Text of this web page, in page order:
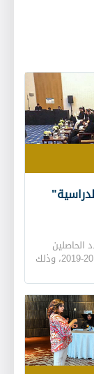
الحاصلين
على منحة دراسية داخل الدولة للعام الدراسي 2018-2019، وذلك
ـ الذي
ـ
في
عند
لقاءات مع
حضر
المكتب.